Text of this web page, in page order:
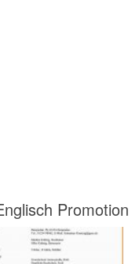
Promotion